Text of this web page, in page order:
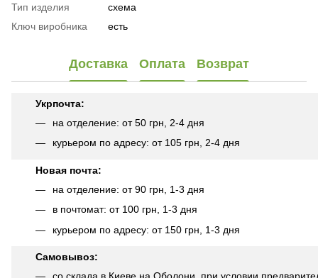
Тип изделия
схема
Ключ виробника
есть
Доставка Оплата Возврат
Укрпочта:
на отделение: от 50 грн, 2-4 дня
курьером по адресу: от 105 грн, 2-4 дня
Новая почта:
на отделение: от 90 грн, 1-3 дня
в почтомат: от 100 грн, 1-3 дня
курьером по адресу: от 150 грн, 1-3 дня
Самовывоз:
со склада в Киеве на Оболони, при условии